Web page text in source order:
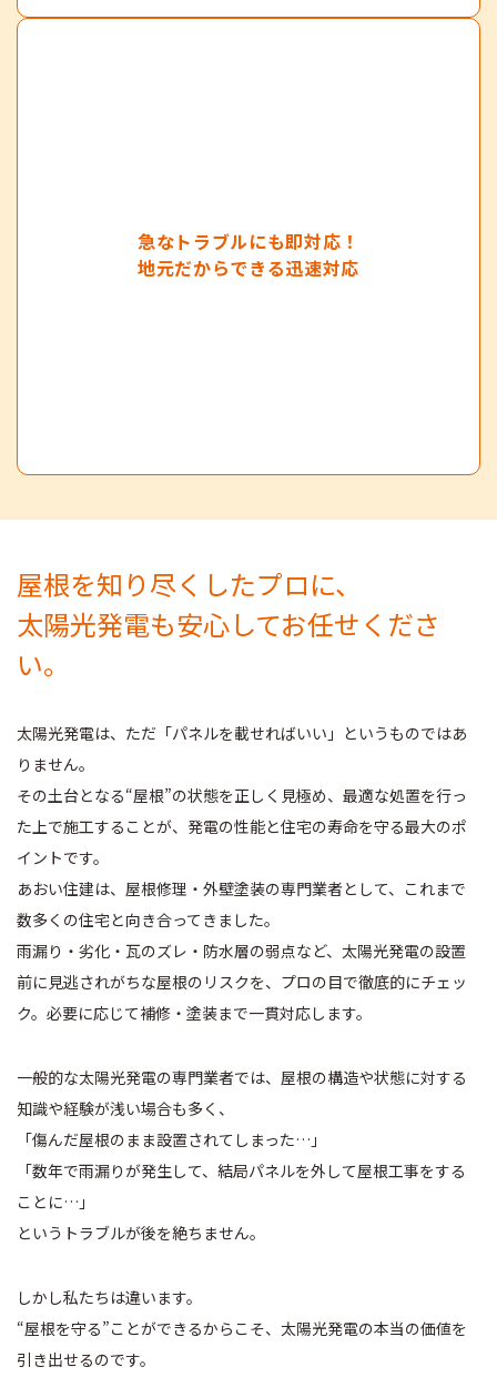
急なトラブルにも即対応！
地元だからできる迅速対応
屋根を知り尽くしたプロに、
太陽光発電も安心してお任せくださ
い。
太陽光発電は、ただ「パネルを載せればいい」というものではあ
りません。
その土台となる“屋根”の状態を正しく見極め、最適な処置を行っ
た上で施工することが、発電の性能と住宅の寿命を守る最大のポ
イントです。
あおい住建は、屋根修理・外壁塗装の専門業者として、これまで
数多くの住宅と向き合ってきました。
雨漏り・劣化・瓦のズレ・防水層の弱点など、太陽光発電の設置
前に見逃されがちな屋根のリスクを、プロの目で徹底的にチェッ
ク。必要に応じて補修・塗装まで一貫対応します。
一般的な太陽光発電の専門業者では、屋根の構造や状態に対する
知識や経験が浅い場合も多く、
「傷んだ屋根のまま設置されてしまった…」
「数年で雨漏りが発生して、結局パネルを外して屋根工事をする
ことに…」
というトラブルが後を絶ちません。
しかし私たちは違います。
“屋根を守る”ことができるからこそ、太陽光発電の本当の価値を
引き出せるのです。